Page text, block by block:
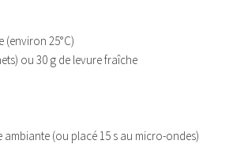
(environ 25°C)
ou 30 g de levure fraîche
(ou placé 15 s au micro-ondes)